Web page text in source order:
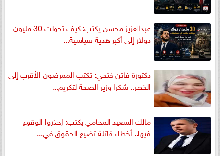
عبدالعزيز محسن يكتب: كيف تحولت 30 مليون
دولار إلى أكبر هدية سياسية...
دكتورة فاتن فتحي: تكتب الممرضون الأقرب إلى
الخطر.. شكرا وزير الصحة لتكريم...
مالك السعيد المحامي يكتب: إحذروا الوقوع
فيها.. أخطاء قاتلة تضيع الحقوق في...